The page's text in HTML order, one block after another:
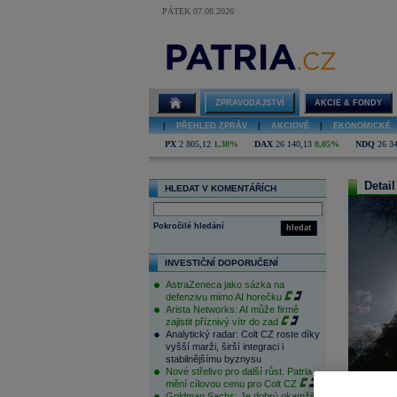
PÁTEK 07.08.2026
ZPRAVODAJSTVÍ AKCIE & FONDY
PŘEHLED ZPRÁV AKCIOVÉ EKONOMICKÉ
PX 2 805,12 1,30% DAX 26 140,13 0,05% NDQ 26
HLEDAT V KOMENTÁŘÍCH
hledat
Pokročilé hledání
INVESTIČNÍ DOPORUČENÍ
AstraZeneca jako sázka na
defenzivu mimo AI horečku
Arista Networks: AI může firmě
zajistit příznivý vítr do zad
Analytický radar: Colt CZ roste díky
vyšší marži, širší integraci i
stabilnějšímu byznysu
Nové střelivo pro další růst. Patria
mění cílovou cenu pro Colt CZ